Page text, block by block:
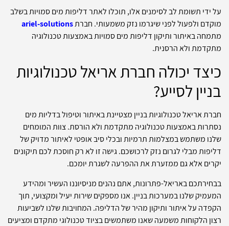
על ידי תשומת לב לסימנים אלו, תוכלו לאתר דליפות מים סמויות בשלב
מוקדם ולפעול לפני שיגרמו נזק משמעותי. חברתariel-solutions
מתמחה באיתור ותיקון דליפות מים סמויות באמצעות טכנולוגיה
מתקדמת ולא הרסנית.
כיצד יכולה חברת אריאל טכנולוגיות
בניין לסייע?
חברת אריאל טכנולוגיות בניין מצטיינת באיתור וטיפול בדליות מים
נסתרות באמצעות טכנולוגיה מתקדמת ולא הורסת. צוות המומחים
שלנו משתמש במצלמות תרמיות ובכלי סיב אופטי לאיתור מדויק של
דליפות מבלי לגרום נזק לרכושכם. גישה זו לא רק חוסכת לכם תיקונים
יקרים אלא גם ממזערת את ההפרעה לשגרת יומכם.
בבחירתכם באריאל-פתרונות, אתם נהנים מניסיוננו העשיר ומהידע
המעמיק שלנו במערכות בניין. אנו מספקים שירות יעיל ומקצועי, תוך
הקפדה על איתור ותיקון מהיר של הדליפה. המחויבות שלנו לשביעות
רצון הלקוחות משמעה שאנו משתמשים בציוד טכנולוגי מתקדם ומציעים